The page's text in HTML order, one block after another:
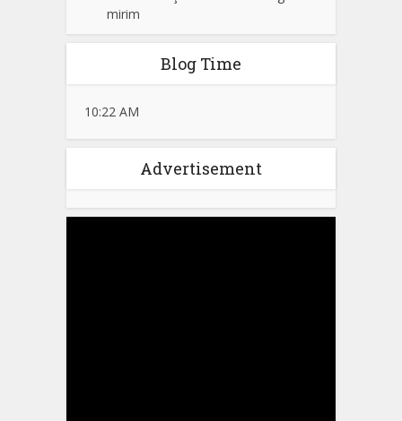
mirim
Blog Time
10:22 AM
Advertisement